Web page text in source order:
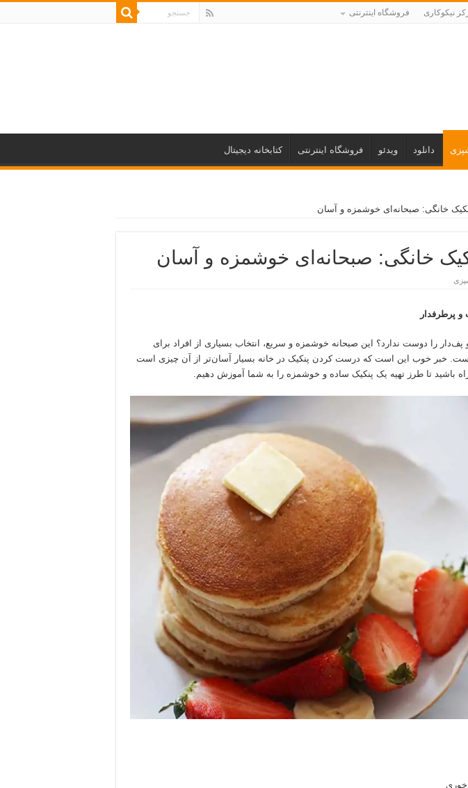
نیکوکاری فروشگاه اینترنتی
دانلود ویدئو فروشگاه اینترنتی کتابخانه دیجیتال
خانگی: صبحانه‌ای خوشمزه و آسان
خانگی: صبحانه‌ای خوشمزه و آسان
پرطرفدار
را دوست ندارد؟ این صبحانه خوشمزه و سریع، انتخاب بسیاری از افراد برای
خبر خوب این است که درست کردن پنکیک در خانه بسیار آسان‌تر از آن چیزی است
باشید تا طرز تهیه یک پنکیک ساده و خوشمزه را به شما آموزش دهیم.